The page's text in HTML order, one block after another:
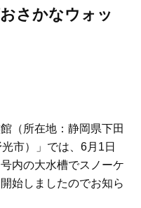
タログ
さかなウォッ
（所在地：静岡県下田
市）」では、6月1日
内の大水槽でスノーケ
始しましたのでお知ら